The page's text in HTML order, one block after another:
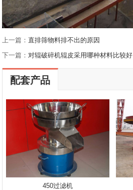
上一篇：直排筛物料排不出的原因
下一篇：对辊破碎机辊皮采用哪种材料比较好
配套产品
450过滤机